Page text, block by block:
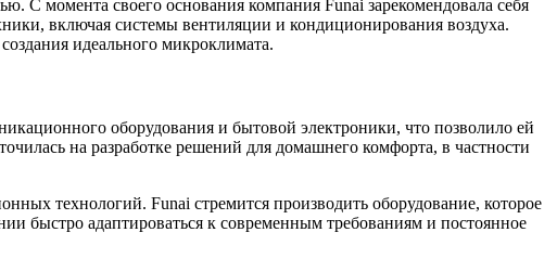
С момента своего основания компания Funai зарекомендовала себя
включая системы вентиляции и кондиционирования воздуха.
идеального микроклимата.
оборудования и бытовой электроники, что позволило ей
на разработке решений для домашнего комфорта, в частности
технологий. Funai стремится производить оборудование, которое
быстро адаптироваться к современным требованиям и постоянное